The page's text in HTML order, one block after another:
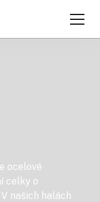
ocelové
celky o
našich halách